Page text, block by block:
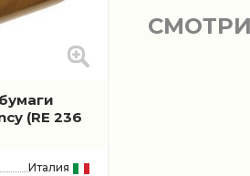
(RE 236
Италия